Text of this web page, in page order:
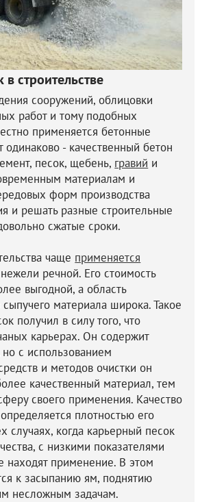
строительстве
сооружений, облицовки
работ и тому подобных
применяется бетонные
- качественный бетон
песок, щебень, гравий и
материалам и
форм производства
и решать разные строительные
сжатые сроки.
чаще применяется
речной. Его стоимость
выгодной, а область
материала широка. Такое
получил в силу того, что
карьерах. Он содержит
с использованием
и методов очистки он
качественный материал, тем
своего применения. Качество
плотностью его
случаях, когда карьерный песок
с низкими показателями
находят применение. В этом
к засыпанию ям, поднятию
несложным задачам.